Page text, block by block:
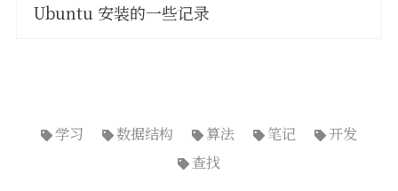
Ubuntu 安装的一些记录
学习 数据结构 算法 笔记
开发
查找